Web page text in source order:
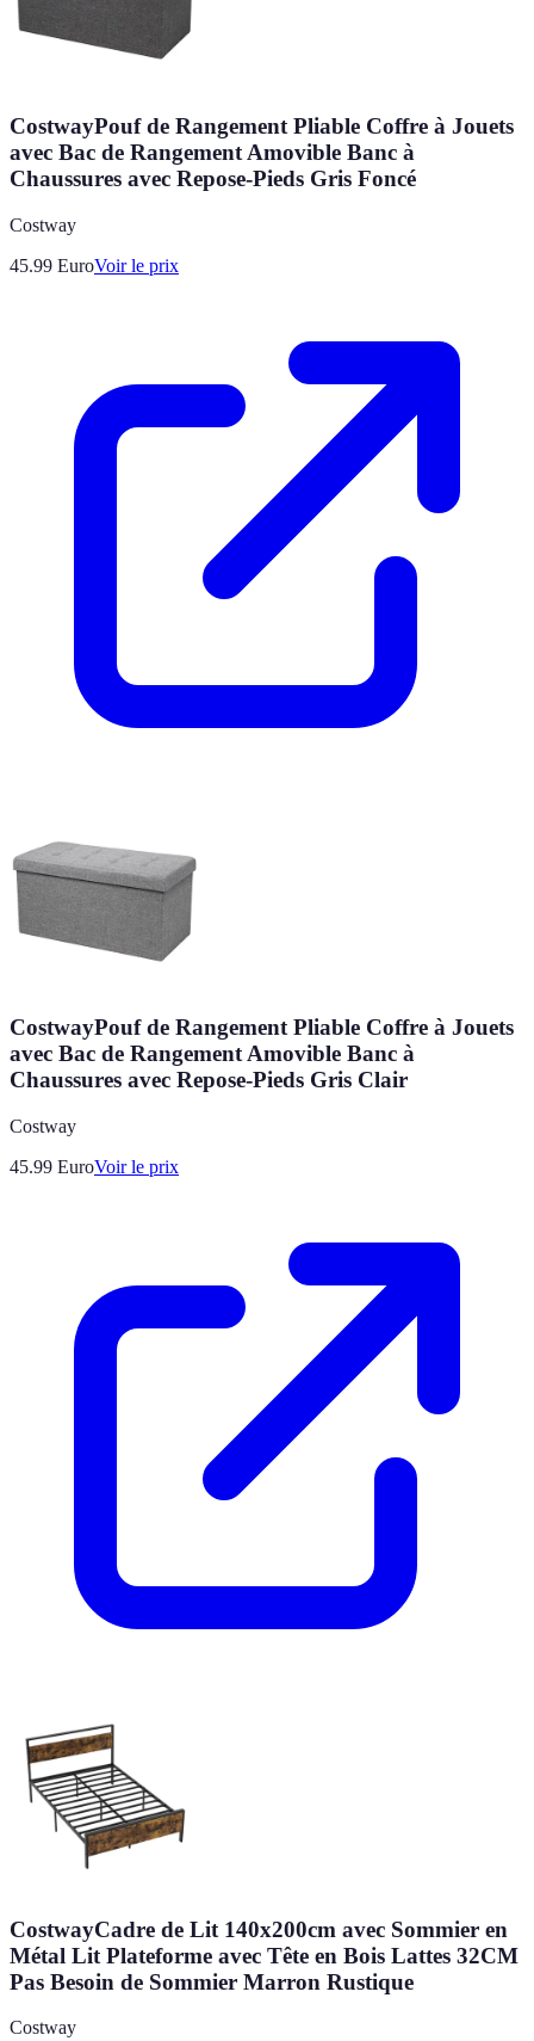
CostwayPouf de Rangement Pliable Coffre à Jouets
avec Bac de Rangement Amovible Banc à
Chaussures avec Repose-Pieds Gris Foncé
Costway
45.99 EuroVoir le prix
CostwayPouf de Rangement Pliable Coffre à Jouets
avec Bac de Rangement Amovible Banc à
Chaussures avec Repose-Pieds Gris Clair
Costway
45.99 EuroVoir le prix
CostwayCadre de Lit 140x200cm avec Sommier en
Métal Lit Plateforme avec Tête en Bois Lattes 32CM
Pas Besoin de Sommier Marron Rustique
Costway